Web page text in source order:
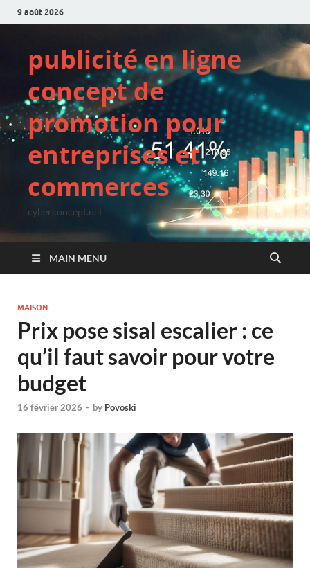
9 août 2026
publicité en ligne
concept de
promotion pour
entreprises et
commerces
cyberconcept.net
MAIN MENU
MAISON
Prix pose sisal escalier : ce
qu’il faut savoir pour votre
budget
16 février 2026 - by Povoski